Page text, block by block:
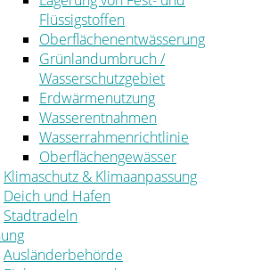
Flüssigstoffen
Oberflächenentwässerung
Grünlandumbruch /
Wasserschutzgebiet
Erdwärmenutzung
Wasserentnahmen
Wasserrahmenrichtlinie
Oberflächengewässer
Klimaschutz & Klimaanpassung
Deich und Hafen
Stadtradeln
Ausländerbehörde